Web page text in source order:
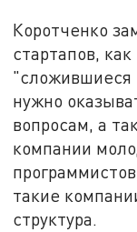
Коротченко
стартапов,
"сложившиеся
нужно
вопросам, а
компании
такие
структура.